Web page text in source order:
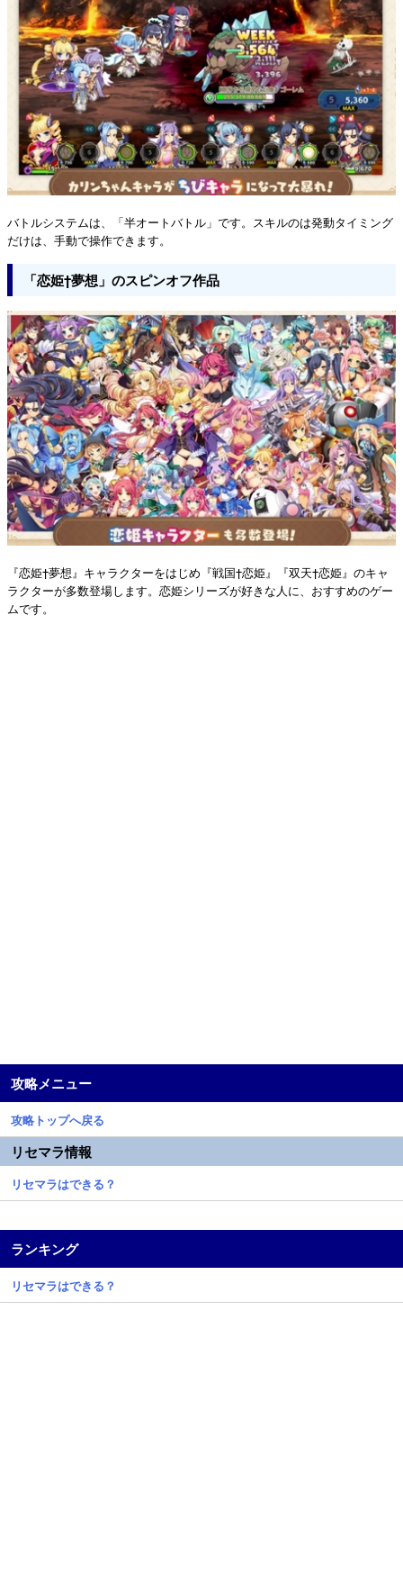
バトルシステムは、「半オートバトル」です。スキルのは発動タイミング
だけは、手動で操作できます。
「恋姫†夢想」のスピンオフ作品
『恋姫†夢想』キャラクターをはじめ『戦国†恋姫』『双天†恋姫』のキャ
ラクターが多数登場します。恋姫シリーズが好きな人に、おすすめのゲー
ムです。
攻略メニュー
攻略トップへ戻る
リセマラ情報
リセマラはできる？
ランキング
リセマラはできる？